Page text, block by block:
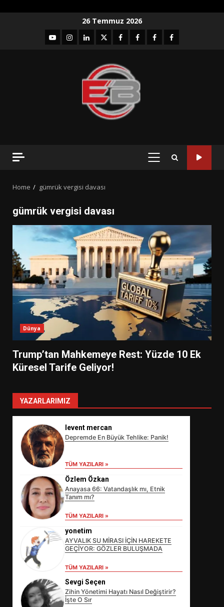
26 Temmuz 2026
YouTubeInstagram
LinkedIntwitterfacebook-Facebook-
Facebook-Facebook-
PRIMARY
Home gümrük vergisi davası
gümrük vergisi davası
Dünya
Trump’tan Mahkemeye Rest: Yüzde 10 Ek
Küresel Tarife Geliyor!
YAZARLARIMIZ
levent mercan
Depremde En Büyük Tehlike: Panik!
TÜM YAZILARI »
Özlem Özkan
Anayasa 66: Vatandaşlık mı, Etnik
Tanım mı?
TÜM YAZILARI »
yonetim
AYVALIK SU MİRASI İÇİN HAREKETE
GEÇİYOR: GÖZLER BULUŞMADA
TÜM YAZILARI »
Sevgi Seçen
Zihin Yönetimi Hayatı Nasıl Değiştirir?
İşte O Sır
3
SÜRDÜRÜLEBİLİRLİKTE NE
DEĞİŞECEK?